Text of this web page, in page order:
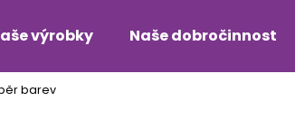
výrobky Naše dobročinnost
barev najít?